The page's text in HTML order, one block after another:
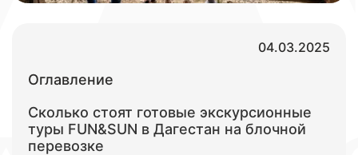
Оглавление
Сколько стоят готовые экскурсионные
туры FUN&SUN в Дагестан на блочной
перевозке
04.03.2025